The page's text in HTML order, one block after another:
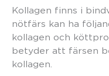
Kollagen finns i
nötfärs kan ha
kollagen och
betyder att färsen
kollagen.